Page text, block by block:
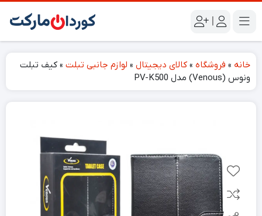
|
خانه » فروشگاه » کالای دیجیتال » لوازم جانبی تبلت » کیف تبلت
ونوس (Venous) مدل PV-K500